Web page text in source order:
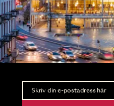
Nyhetsbrev
Ta del av